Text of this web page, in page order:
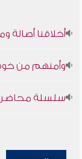
أخلاقنا أصالة
وأمنهم من
سلسلة محاضرات